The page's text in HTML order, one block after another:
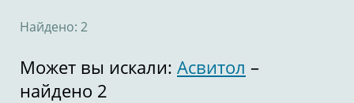
Найдено: 2
Может вы искали: Асвитол –
найдено 2